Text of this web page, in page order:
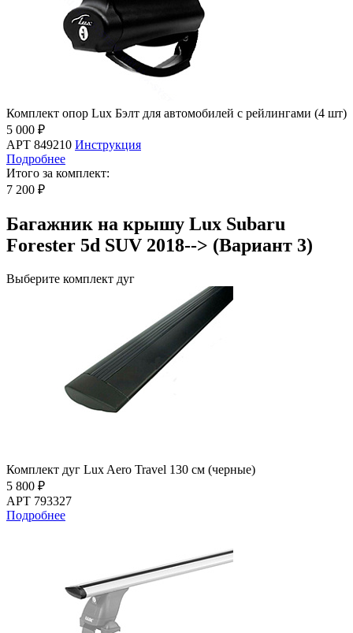
Комплект опор Lux Бэлт для автомобилей с рейлингами (4 шт)
5 000 ₽
АРТ 849210 Инструкция
Подробнее
Итого за комплект:
7 200 ₽
Багажник на крышу Lux Subaru
Forester 5d SUV 2018--> (Вариант 3)
Выберите комплект дуг
Комплект дуг Lux Aero Travel 130 см (черные)
5 800 ₽
АРТ 793327
Подробнее